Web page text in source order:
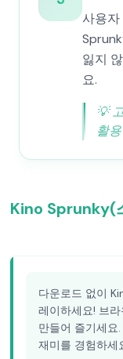
사용자
잃지
요.
💡
활
Kino Sprunky(
다운로드 없이
레이하세요! 브
만들어 즐기세요
재미를 경험하세